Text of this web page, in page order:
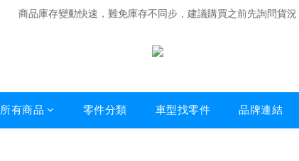
商品庫存變動快速，難免庫存不同步，建議購買之前先詢問貨況
商品庫存變動快速，難免庫存不同步，建議購買之前先詢問貨況
所有商品 零件分類 車型找零件 品牌連結